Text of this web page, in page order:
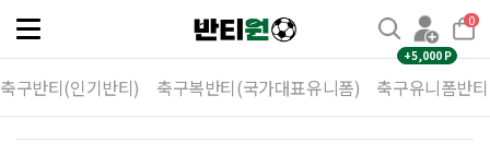
Toggle
navigation
0
+5,000 P
축구반티(인기반티) 축구복반티(국가대표유니폼) 축구유니폼반